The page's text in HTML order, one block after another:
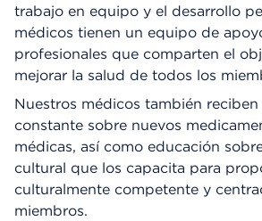
trabajo en equipo y el desarrollo
médicos tienen un equipo de
profesionales que comparten el
mejorar la salud de todos los
Nuestros médicos también
constante sobre nuevos
médicas, así como educación
cultural que los capacita para
culturalmente competente y
miembros.